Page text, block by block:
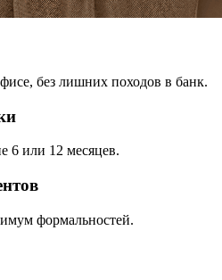
без лишних походов в банк.
6 или 12 месяцев.
формальностей.